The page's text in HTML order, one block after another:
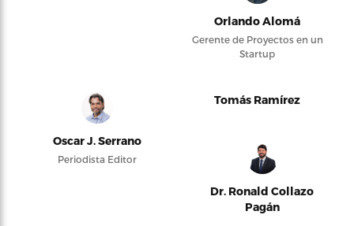
Orlando Alomá
Gerente de Proyectos en un
Startup
Oscar J. Serrano
Periodista Editor
Tomás Ramírez
Dr. Ronald Collazo
Pagán